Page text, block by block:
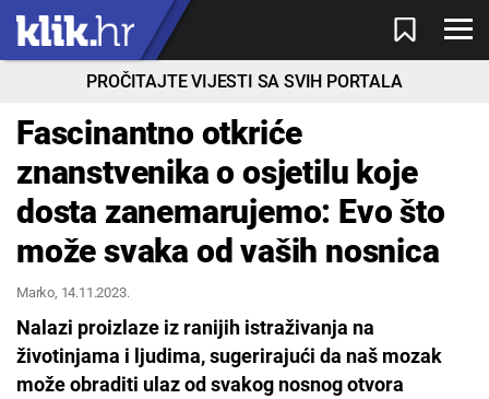
PROČITAJTE VIJESTI SA SVIH PORTALA
Fascinantno otkriće
znanstvenika o osjetilu koje
dosta zanemarujemo: Evo što
može svaka od vaših nosnica
Marko, 14.11.2023.
Nalazi proizlaze iz ranijih istraživanja na
životinjama i ljudima, sugerirajući da naš mozak
može obraditi ulaz od svakog nosnog otvora